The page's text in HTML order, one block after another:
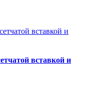
вставкой и